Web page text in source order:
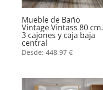
Mueble de Baño
Vintage Vintass 80 cm.
3 cajones y caja baja
central
Desde: 448,97 €